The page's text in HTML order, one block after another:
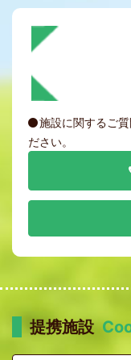
施設に関するご
ださい。
提携施設